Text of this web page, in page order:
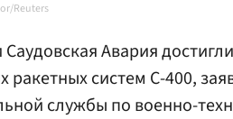
Reuters
Саудовская Авария
ракетных систем С-400,
службы по военно-